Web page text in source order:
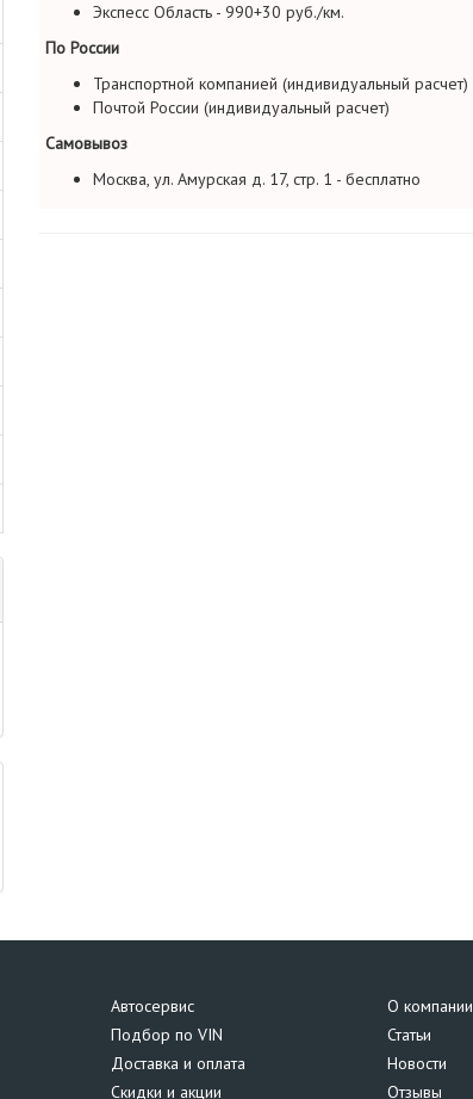
Экспесс Область - 990+30 руб./км.
По России
Транспортной компанией (индивидуальный расчет)
Почтой России (индивидуальный расчет)
Самовывоз
Москва, ул. Амурская д. 17, стр. 1 - бесплатно
Автосервис
Подбор по VIN
Доставка и оплата
Скидки и акции
О компании
Статьи
Новости
Отзывы